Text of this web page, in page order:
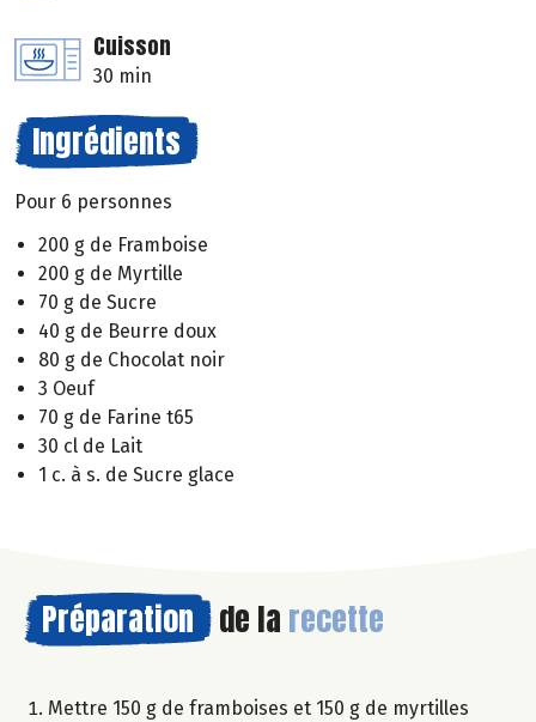
Cuisson
30 min
Ingrédients
Pour 6 personnes
200 g de Framboise
200 g de Myrtille
70 g de Sucre
40 g de Beurre doux
80 g de Chocolat noir
3 Oeuf
70 g de Farine t65
30 cl de Lait
1 c. à s. de Sucre glace
Préparation de la recette
Mettre 150 g de framboises et 150 g de myrtilles